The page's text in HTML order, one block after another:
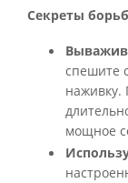
Секреты
спешите
наживку.
мощное